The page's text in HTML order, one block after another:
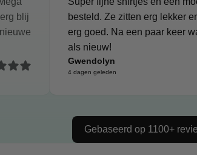
blij
besteld. Ze zitten erg lekker
erg goed. Na een paar keer
als nieuw!
Gwendolyn
4 dagen geleden
Gebaseerd op 1100+